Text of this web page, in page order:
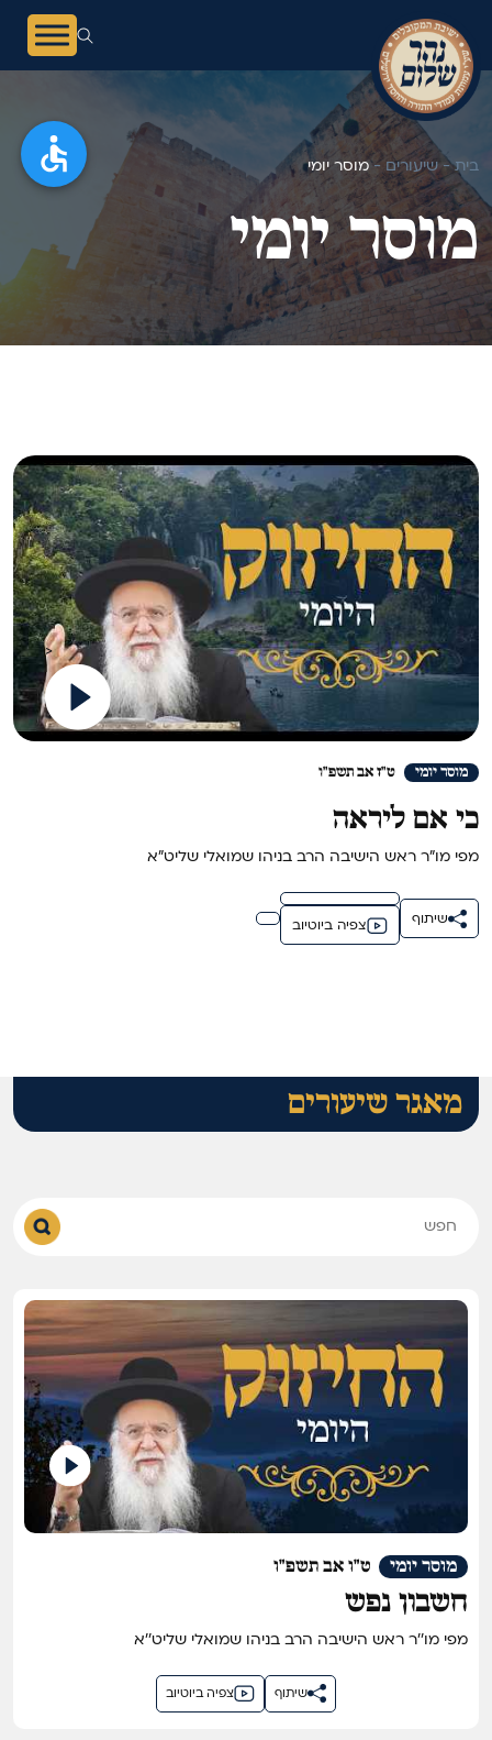
בית -שיעורים -מוסר יומי
מוסר יומי
>
ט"ז אב תשפ"ו מוסר יומי
כי אם ליראה
מפי מו"ר ראש הישיבה הרב בניהו שמואלי שליט"א
צפיה ביוטיוב שיתוף
מאגר שיעורים
ט"ו אב תשפ"ו מוסר יומי
חשבון נפש
מפי מו''ר ראש הישיבה הרב בניהו שמואלי שליט''א
צפיה ביוטיוב שיתוף